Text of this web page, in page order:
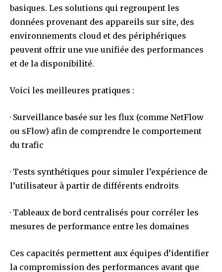
basiques. Les solutions qui regroupent les
données provenant des appareils sur site, des
environnements cloud et des périphériques
peuvent offrir une vue unifiée des performances
et de la disponibilité.
Voici les meilleures pratiques :
· Surveillance basée sur les flux (comme NetFlow
ou sFlow) afin de comprendre le comportement
du trafic
· Tests synthétiques pour simuler l’expérience de
l’utilisateur à partir de différents endroits
· Tableaux de bord centralisés pour corréler les
mesures de performance entre les domaines
Ces capacités permettent aux équipes d’identifier
la compromission des performances avant que